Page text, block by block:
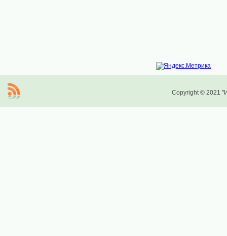
Copyright © 2021